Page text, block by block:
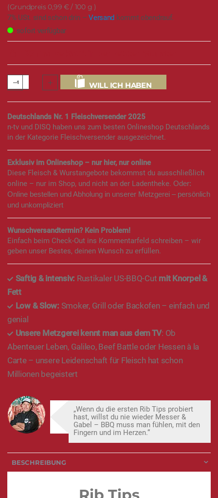
0,99 €/ 100 g
7% USt. sind schon drin –Versand kommt obendrauf.
sofort verfügbar
WILL ICH HABEN
Deutschlands Nr. 1 Fleischversender 2025
n-tv und DISQ haben uns zum besten Onlineshop Deutschlands
in der Kategorie Fleischversender ausgezeichnet.
Exklusiv im Onlineshop – nur hier, nur online
Diese Fleisch & Wurstangebote bekommst du ausschließlich
online – nur im Shop, und nicht an der Ladentheke. Oder:
Online bestellen und Abholung in unserer Metzgerei – persönlich
und unkompliziert
Wunschversandtermin? Kein Problem!
Einfach beim Check-Out ins Kommentarfeld schreiben – wir
geben unser Bestes, deinen Wunsch zu erfüllen.
Saftig & intensiv: Rustikaler US-BBQ-Cut mit Knorpel &
Fett
Low & Slow: Smoker, Grill oder Backofen – einfach und
genial
Unsere Metzgerei kennt man aus dem TV: Ob
Abenteuer Leben, Galileo, Beef Battle oder Hessen à la
Carte – unsere Leidenschaft für Fleisch hat schon
Millionen begeistert
„Wenn du die ersten Rib Tips probiert
hast, willst du nie wieder Messer &
Gabel – BBQ muss man fühlen, mit den
Fingern und im Herzen.“
BESCHREIBUNG